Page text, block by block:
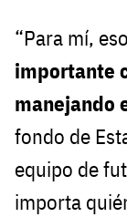
“Para mí,
importante
manejando
fondo de
equipo de
importa